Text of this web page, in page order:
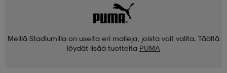
Meillä Stadiumilla on useita eri malleja, joista voit valita. Täältä
löydät lisää tuotteita PUMA